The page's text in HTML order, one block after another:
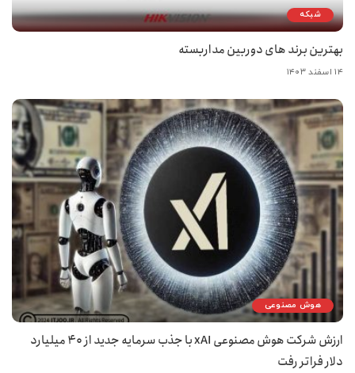
شبکه
بهترین برند های دوربین مداربسته
۱۴ اسفند ۱۴۰۳
هوش مصنوعی
ارزش شرکت هوش مصنوعی xAI با جذب سرمایه جدید از ۴۰ میلیارد
دلار فراتر رفت